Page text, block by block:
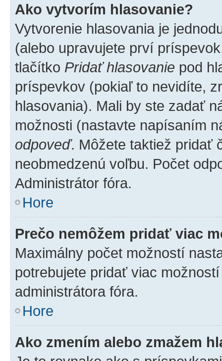
Ako vytvorím hlasovanie?
Vytvorenie hlasovania je
(alebo upravujete prví
tlačítko Pridať hlasovanie pod
príspevkov (pokiaľ to nevidíte,
hlasovania). Mali by ste zadať
možnosti (nastavte napísaním
odpoveď. Môžete taktiež pridať
neobmedzenú voľbu. Počet
Administrátor fóra.
Hore
Prečo nemôžem pridať viac
Maximálny počet možností
potrebujete pridať viac
administrátora fóra.
Hore
Ako zmením alebo zmažem